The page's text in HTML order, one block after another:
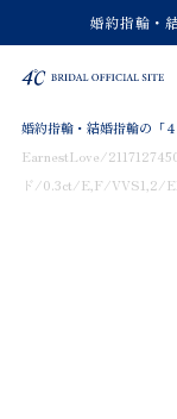
婚約指輪・
婚約指輪・結婚指輪の
EarnestLove/
ド/0.3ct/E,F/VVS1,2/